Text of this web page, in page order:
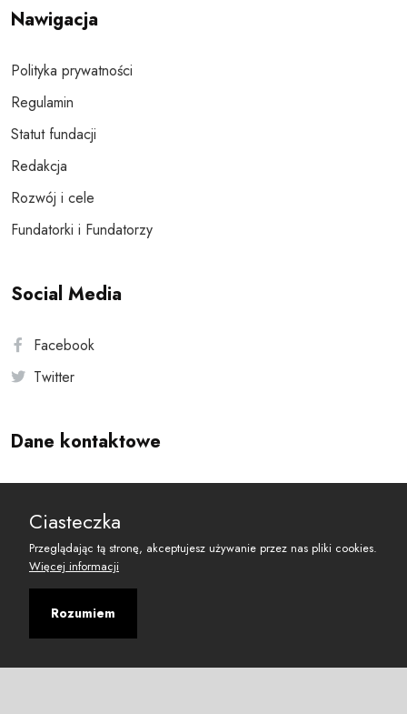
Nawigacja
Polityka prywatności
Regulamin
Statut fundacji
Redakcja
Rozwój i cele
Fundatorki i Fundatorzy
Social Media
Facebook
Twitter
Dane kontaktowe
reset@resetobywatelski.pl
Ciasteczka
Przeglądając tą stronę, akceptujesz używanie przez nas pliki cookies.
Więcej informacji
Rozumiem